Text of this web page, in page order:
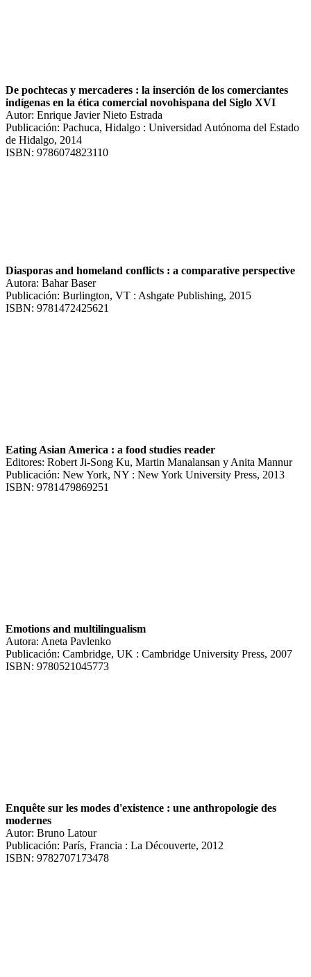
De pochtecas y mercaderes : la inserción de los comerciantes
indígenas en la ética comercial novohispana del Siglo XVI
Autor: Enrique Javier Nieto Estrada
Publicación: Pachuca, Hidalgo : Universidad Autónoma del Estado
de Hidalgo, 2014
ISBN: 9786074823110
Diasporas and homeland conflicts : a comparative perspective
Autora: Bahar Baser
Publicación: Burlington, VT : Ashgate Publishing, 2015
ISBN: 9781472425621
Eating Asian America : a food studies reader
Editores: Robert Ji-Song Ku, Martin Manalansan y Anita Mannur
Publicación: New York, NY : New York University Press, 2013
ISBN: 9781479869251
Emotions and multilingualism
Autora: Aneta Pavlenko
Publicación: Cambridge, UK : Cambridge University Press, 2007
ISBN: 9780521045773
Enquête sur les modes d'existence : une anthropologie des
modernes
Autor: Bruno Latour
Publicación: París, Francia : La Découverte, 2012
ISBN: 9782707173478